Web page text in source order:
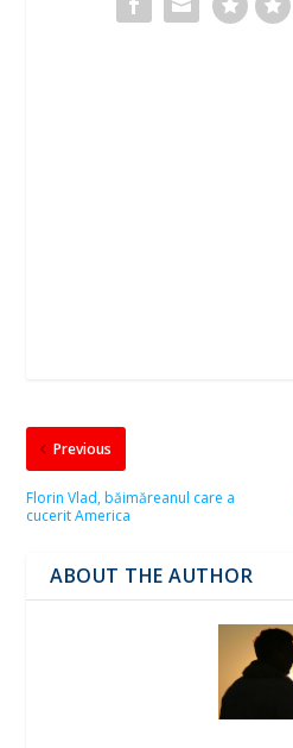
Previous
Florin Vlad, băimăreanul care a
cucerit America
ABOUT THE AUTHOR